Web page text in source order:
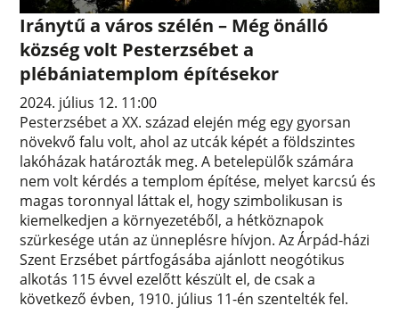
Iránytű a város szélén – Még önálló
község volt Pesterzsébet a
plébániatemplom építésekor
2024. július 12. 11:00
Pesterzsébet a XX. század elején még egy gyorsan
növekvő falu volt, ahol az utcák képét a földszintes
lakóházak határozták meg. A betelepülők számára
nem volt kérdés a templom építése, melyet karcsú és
magas toronnyal láttak el, hogy szimbolikusan is
kiemelkedjen a környezetéből, a hétköznapok
szürkesége után az ünneplésre hívjon. Az Árpád-házi
Szent Erzsébet pártfogásába ajánlott neogótikus
alkotás 115 évvel ezelőtt készült el, de csak a
következő évben, 1910. július 11-én szentelték fel.